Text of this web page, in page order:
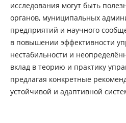
исследования могут быть
органов, муниципальных
предприятий и научного
в повышении эффективности
нестабильности и
вклад в теорию и практику
предлагая конкретные
устойчивой и адаптивной